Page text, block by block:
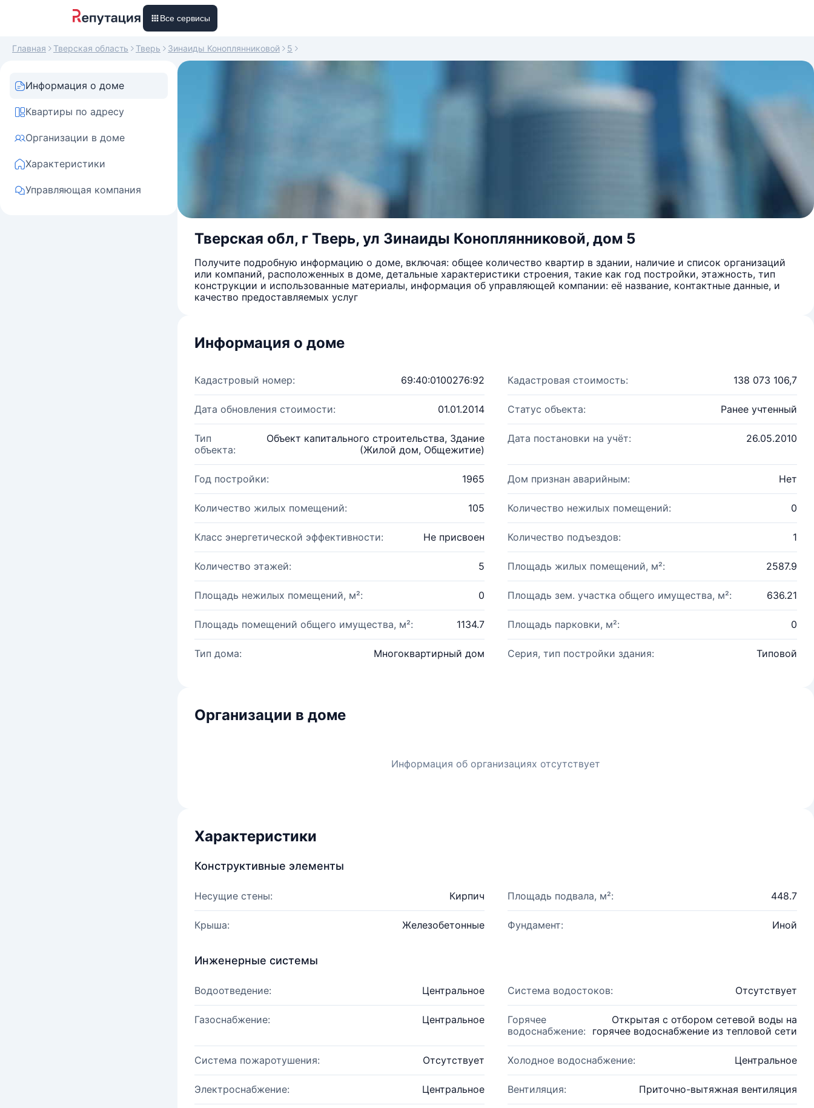
Все сервисы
Главная Тверская область Тверь Зинаиды Коноплянниковой 5
Информация о доме
Квартиры по адресу
Организации в доме
Характеристики
Управляющая компания
Тверская обл, г Тверь, ул Зинаиды Коноплянниковой, дом 5
Получите подробную информацию о доме, включая: общее количество квартир в здании, наличие и список организаций
или компаний, расположенных в доме, детальные характеристики строения, такие как год постройки, этажность, тип
конструкции и использованные материалы, информация об управляющей компании: её название, контактные данные, и
качество предоставляемых услуг
Информация о доме
Кадастровый номер: 69:40:0100276:92 Кадастровая стоимость: 138 073 106,7
Дата обновления стоимости: 01.01.2014 Статус объекта: Ранее учтенный
Тип
объекта:
Объект капитального строительства, Здание
(Жилой дом, Общежитие)
Дата постановки на учёт: 26.05.2010
Год постройки: 1965 Дом признан аварийным: Нет
Количество жилых помещений: 105 Количество нежилых помещений: 0
Класс энергетической эффективности: Не присвоен Количество подъездов: 1
Количество этажей: 5 Площадь жилых помещений, м²: 2587.9
Площадь нежилых помещений, м²: 0 Площадь зем. участка общего имущества, м²: 636.21
Площадь помещений общего имущества, м²: 1134.7 Площадь парковки, м²: 0
Тип дома: Многоквартирный дом Серия, тип постройки здания: Типовой
Организации в доме
Информация об организациях отсутствует
Характеристики
Конструктивные элементы
Несущие стены: Кирпич Площадь подвала, м²: 448.7
Крыша: Железобетонные Фундамент: Иной
Инженерные системы
Водоотведение: Центральное Система водостоков: Отсутствует
Газоснабжение: Центральное
Горячее
водоснабжение:
Открытая с отбором сетевой воды на
горячее водоснабжение из тепловой сети
Система пожаротушения: Отсутствует Холодное водоснабжение: Центральное
Электроснабжение: Центральное Вентиляция: Приточно-вытяжная вентиляция